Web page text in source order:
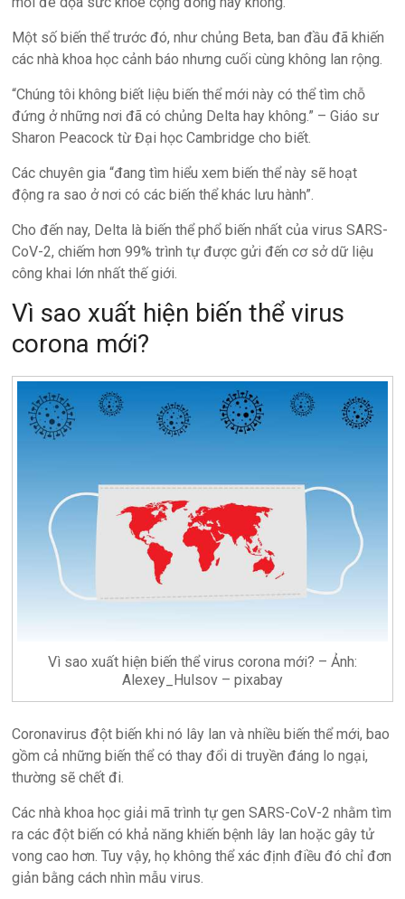
Một số biến thể trước đó, như chủng Beta, ban đầu đã khiến
các nhà khoa học cảnh báo nhưng cuối cùng không lan rộng.
“Chúng tôi không biết liệu biến thể mới này có thể tìm chỗ
đứng ở những nơi đã có chủng Delta hay không.” – Giáo sư
Sharon Peacock từ Đại học Cambridge cho biết.
Các chuyên gia “đang tìm hiểu xem biến thể này sẽ hoạt
động ra sao ở nơi có các biến thể khác lưu hành”.
Cho đến nay, Delta là biến thể phổ biến nhất của virus SARS-
CoV-2, chiếm hơn 99% trình tự được gửi đến cơ sở dữ liệu
công khai lớn nhất thế giới.
Vì sao xuất hiện biến thể virus
corona mới?
Vì sao xuất hiện biến thể virus corona mới? – Ảnh:
Alexey_Hulsov – pixabay
Coronavirus đột biến khi nó lây lan và nhiều biến thể mới, bao
gồm cả những biến thể có thay đổi di truyền đáng lo ngại,
thường sẽ chết đi.
Các nhà khoa học giải mã trình tự gen SARS-CoV-2 nhằm tìm
ra các đột biến có khả năng khiến bệnh lây lan hoặc gây tử
vong cao hơn. Tuy vậy, họ không thể xác định điều đó chỉ đơn
giản bằng cách nhìn mẫu virus.